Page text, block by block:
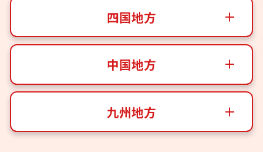
四国地方
中国地方
九州地方